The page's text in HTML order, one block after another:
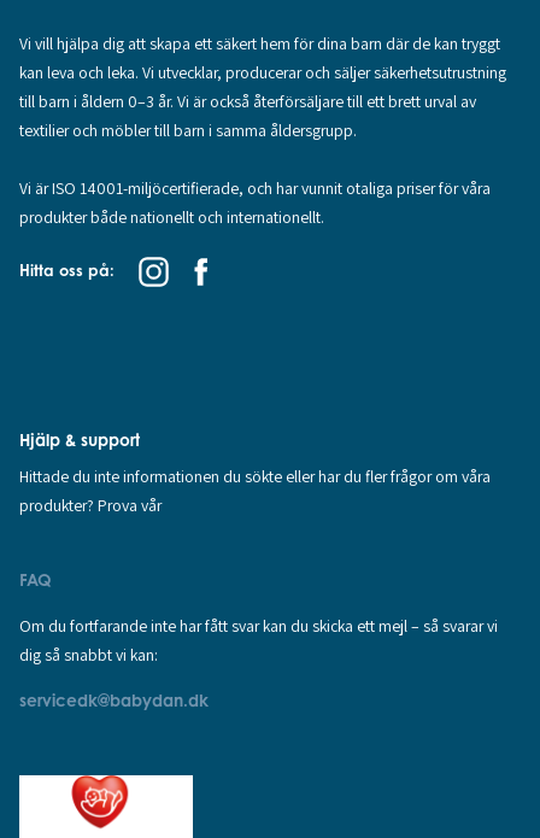
Vi vill hjälpa dig att skapa ett säkert hem för dina barn där de kan tryggt
kan leva och leka. Vi utvecklar, producerar och säljer säkerhetsutrustning
till barn i åldern 0–3 år. Vi är också återförsäljare till ett brett urval av
textilier och möbler till barn i samma åldersgrupp.
Vi är ISO 14001-miljöcertifierade, och har vunnit otaliga priser för våra
produkter både nationellt och internationellt.
Hitta oss på:
Hjälp & support
Hittade du inte informationen du sökte eller har du fler frågor om våra
produkter? Prova vår
FAQ
Om du fortfarande inte har fått svar kan du skicka ett mejl – så svarar vi
dig så snabbt vi kan:
servicedk@babydan.dk